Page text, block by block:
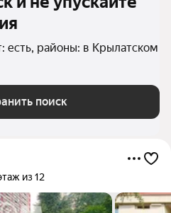
есть, районы: в Крылатском
поиск
из 12